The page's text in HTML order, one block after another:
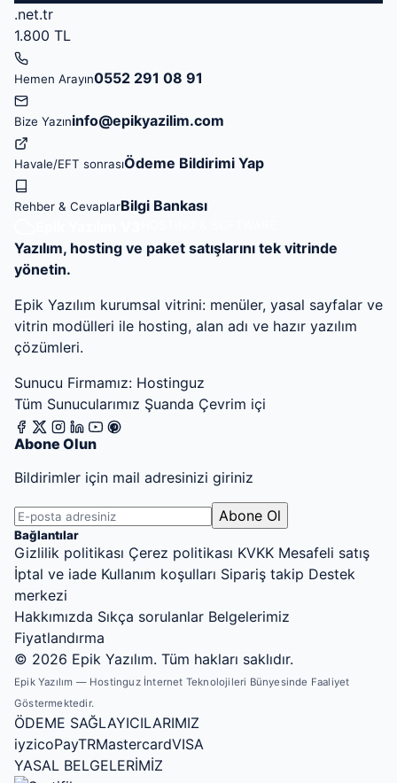
.net.tr
1.800 TL
Hemen Arayın0552 291 08 91
Bize Yazıninfo@epikyazilim.com
Havale/EFT sonrasıÖdeme Bildirimi Yap
Rehber & CevaplarBilgi Bankası
Yazılım, hosting ve paket satışlarını tek vitrinde
yönetin.
Epik Yazılım kurumsal vitrini: menüler, yasal sayfalar ve
vitrin modülleri ile hosting, alan adı ve hazır yazılım
çözümleri.
Sunucu Firmamız: Hostinguz
Tüm Sunucularımız Şuanda Çevrim içi
Abone Olun
Bildirimler için mail adresinizi giriniz
Abone Ol
Bağlantılar
Gizlilik politikası Çerez politikası KVKK Mesafeli satış
İptal ve iade Kullanım koşulları Sipariş takip Destek
merkezi
Hakkımızda Sıkça sorulanlar Belgelerimiz
Fiyatlandırma
© 2026 Epik Yazılım. Tüm hakları saklıdır.
Epik Yazılım — Hostinguz İnternet Teknolojileri Bünyesinde Faaliyet
Göstermektedir.
ÖDEME SAĞLAYICILARIMIZ
iyzicoPayTRMastercardVISA
YASAL BELGELERİMİZ
EpikAIYapay zeka asistanı · Gemini destekli